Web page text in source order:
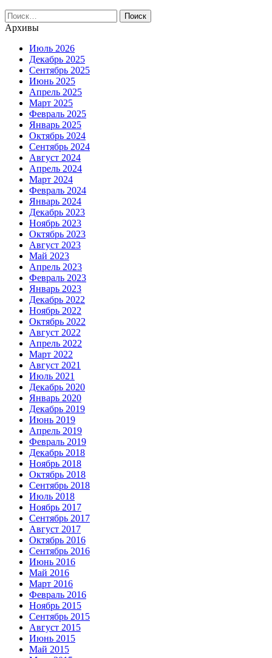
Найти:
Архивы
Июль 2026
Декабрь 2025
Сентябрь 2025
Июнь 2025
Апрель 2025
Март 2025
Февраль 2025
Январь 2025
Октябрь 2024
Сентябрь 2024
Август 2024
Апрель 2024
Март 2024
Февраль 2024
Январь 2024
Декабрь 2023
Ноябрь 2023
Октябрь 2023
Август 2023
Май 2023
Апрель 2023
Февраль 2023
Январь 2023
Декабрь 2022
Ноябрь 2022
Октябрь 2022
Август 2022
Апрель 2022
Март 2022
Август 2021
Июль 2021
Декабрь 2020
Январь 2020
Декабрь 2019
Июнь 2019
Апрель 2019
Февраль 2019
Декабрь 2018
Ноябрь 2018
Октябрь 2018
Сентябрь 2018
Июль 2018
Ноябрь 2017
Сентябрь 2017
Август 2017
Октябрь 2016
Сентябрь 2016
Июнь 2016
Май 2016
Март 2016
Февраль 2016
Ноябрь 2015
Сентябрь 2015
Август 2015
Июнь 2015
Май 2015